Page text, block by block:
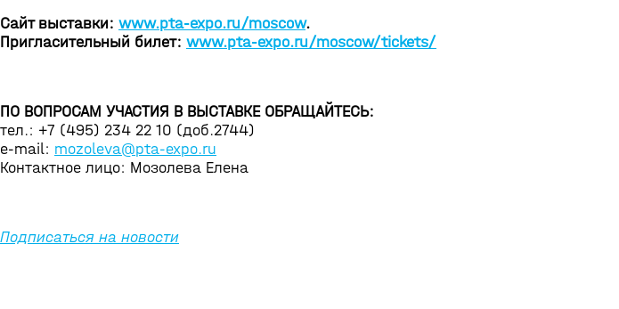
Сайт выставки: www.pta-expo.ru/moscow.
Пригласительный билет: www.pta-expo.ru/moscow/tickets/
ПО ВОПРОСАМ УЧАСТИЯ В ВЫСТАВКЕ ОБРАЩАЙТЕСЬ:
тел.: +7 (495) 234 22 10 (доб.2744)
e-mail: mozoleva@pta-expo.ru
Контактное лицо: Мозолева Елена
Подписаться на новости